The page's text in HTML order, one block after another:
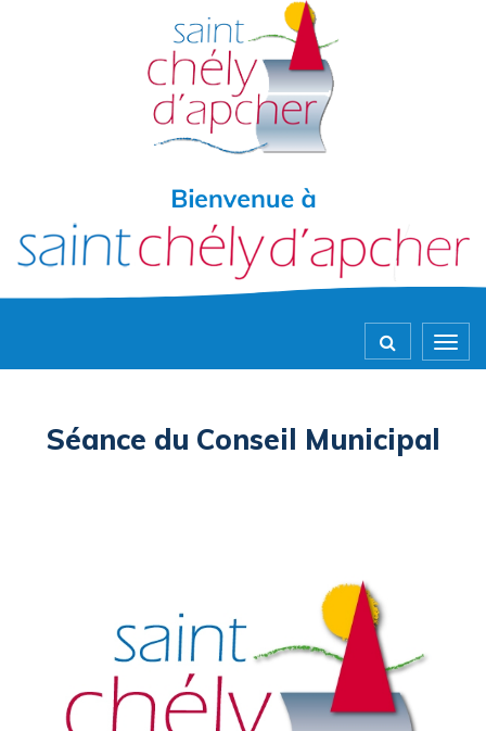
Séance du Conseil Municipal